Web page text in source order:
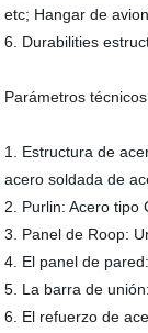
etc; Hangar de
6. Durabilities
Parámetros
1. Estructura de
acero soldada de
2. Purlin: Acero tipo
3. Panel de Roop:
4. El panel de
5. La barra de
6. El refuerzo de